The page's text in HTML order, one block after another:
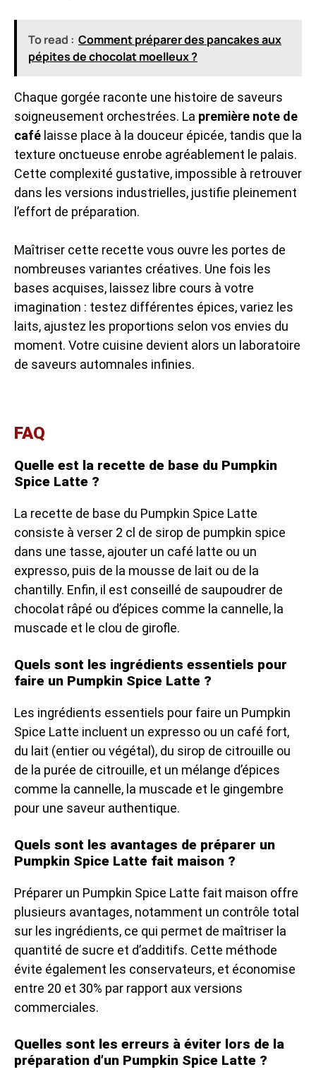
To read : Comment préparer des pancakes aux
pépites de chocolat moelleux ?
Chaque gorgée raconte une histoire de saveurs
soigneusement orchestrées. La première note de
café laisse place à la douceur épicée, tandis que la
texture onctueuse enrobe agréablement le palais.
Cette complexité gustative, impossible à retrouver
dans les versions industrielles, justifie pleinement
l’effort de préparation.
Maîtriser cette recette vous ouvre les portes de
nombreuses variantes créatives. Une fois les
bases acquises, laissez libre cours à votre
imagination : testez différentes épices, variez les
laits, ajustez les proportions selon vos envies du
moment. Votre cuisine devient alors un laboratoire
de saveurs automnales infinies.
FAQ
Quelle est la recette de base du Pumpkin
Spice Latte ?
La recette de base du Pumpkin Spice Latte
consiste à verser 2 cl de sirop de pumpkin spice
dans une tasse, ajouter un café latte ou un
expresso, puis de la mousse de lait ou de la
chantilly. Enfin, il est conseillé de saupoudrer de
chocolat râpé ou d’épices comme la cannelle, la
muscade et le clou de girofle.
Quels sont les ingrédients essentiels pour
faire un Pumpkin Spice Latte ?
Les ingrédients essentiels pour faire un Pumpkin
Spice Latte incluent un expresso ou un café fort,
du lait (entier ou végétal), du sirop de citrouille ou
de la purée de citrouille, et un mélange d’épices
comme la cannelle, la muscade et le gingembre
pour une saveur authentique.
Quels sont les avantages de préparer un
Pumpkin Spice Latte fait maison ?
Préparer un Pumpkin Spice Latte fait maison offre
plusieurs avantages, notamment un contrôle total
sur les ingrédients, ce qui permet de maîtriser la
quantité de sucre et d’additifs. Cette méthode
évite également les conservateurs, et économise
entre 20 et 30% par rapport aux versions
commerciales.
Quelles sont les erreurs à éviter lors de la
préparation d’un Pumpkin Spice Latte ?